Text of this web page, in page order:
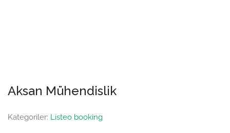
Aksan Mühendislik
Kategoriler: Listeo booking